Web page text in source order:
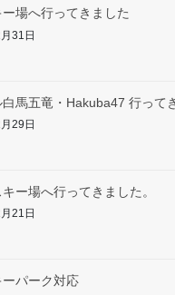
ー場へ行ってきました
31日
白馬五竜・Hakuba47 行って
29日
ー場へ行ってきました。
21日
パーク対応